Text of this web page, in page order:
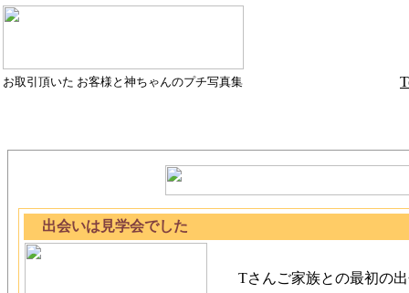
お取引頂いた お客様と神ちゃんのプチ写真集
出会いは見学会でした
Tさんご家族との最初の